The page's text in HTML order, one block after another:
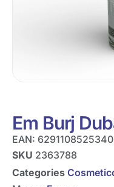
Em Burj
EAN: 6291108525340
SKU 2363788
Categories